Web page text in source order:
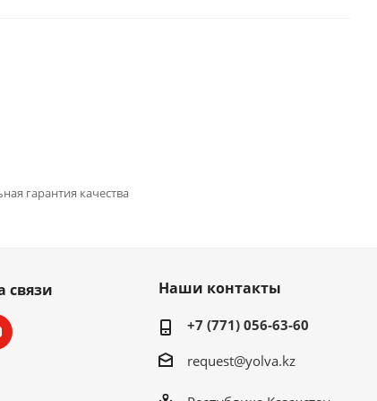
гарантия качества
связи Наши контакты
+7 (771) 056-63-60
request@yolva.kz